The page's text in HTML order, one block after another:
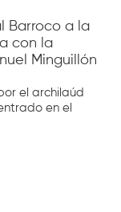
Barroco a la
con la
Minguillón
el archilaúd
en el